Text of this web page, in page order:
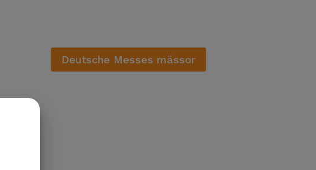
Deutsche Messes mässor